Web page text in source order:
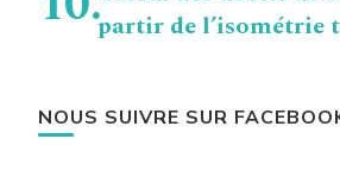
partir de l’isométrie
NOUS SUIVRE SUR